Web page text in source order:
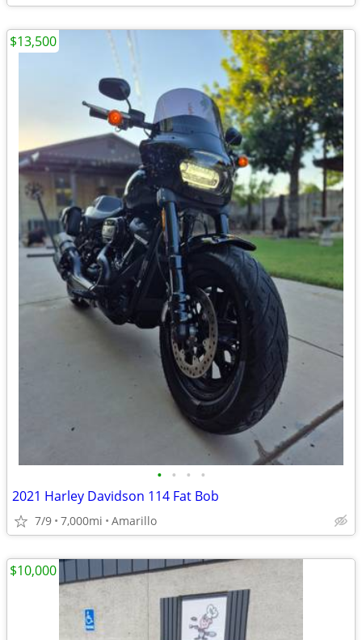
• • • •
2021 Harley Davidson 114 Fat Bob
7/9 7,000mi Amarillo
$13,500
$10,000